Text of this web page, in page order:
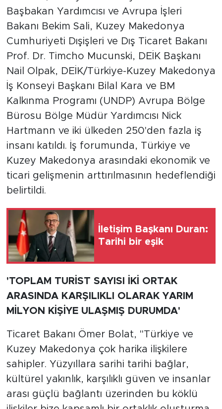
Başbakan Yardımcısı ve Avrupa İşleri
Bakanı Bekim Sali, Kuzey Makedonya
Cumhuriyeti Dışişleri ve Dış Ticaret Bakanı
Prof. Dr. Timcho Mucunski, DEİK Başkanı
Nail Olpak, DEİK/Türkiye-Kuzey Makedonya
İş Konseyi Başkanı Bilal Kara ve BM
Kalkınma Programı (UNDP) Avrupa Bölge
Bürosu Bölge Müdür Yardımcısı Nick
Hartmann ve iki ülkeden 250'den fazla iş
insanı katıldı. İş forumunda, Türkiye ve
Kuzey Makedonya arasındaki ekonomik ve
ticari gelişmenin arttırılmasının hedeflendiği
belirtildi.
İletişim Başkanı Duran:
Tarihi bir eşik
'TOPLAM TURİST SAYISI İKİ ORTAK
ARASINDA KARŞILIKLI OLARAK YARIM
MİLYON KİŞİYE ULAŞMIŞ DURUMDA'
Ticaret Bakanı Ömer Bolat, "Türkiye ve
Kuzey Makedonya çok harika ilişkilere
sahipler. Yüzyıllara sarihi tarihi bağlar,
kültürel yakınlık, karşılıklı güven ve insanlar
arası güçlü bağlantı üzerinden bu köklü